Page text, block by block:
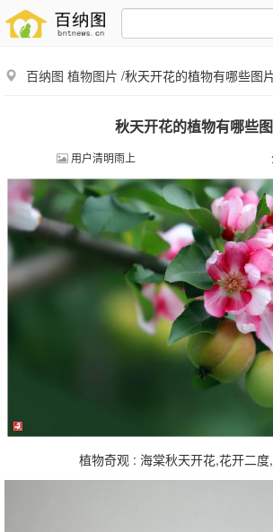
百纳图 植物图片 /秋天开花的植物有哪些图
秋天开花的植物有哪些
用户清明雨上
植物奇观 : 海棠秋天开花,花开二度